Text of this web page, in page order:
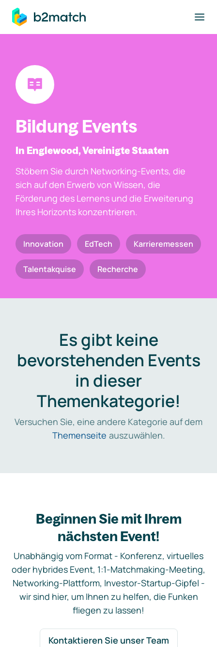
springen
Bildung Events
In Englewood, Vereinigte Staaten
Stöbern Sie durch Networking-Events, die
sich auf den Erwerb von Wissen, die
Förderung des Lernens und die Erweiterung
Ihres Horizonts konzentrieren.
Innovation EdTech Karrieremessen
Talentakquise Recherche
Es gibt keine
bevorstehenden Events
in dieser
Themenkategorie!
Versuchen Sie, eine andere Kategorie auf dem
Themenseite auszuwählen.
Beginnen Sie mit Ihrem
nächsten Event!
Unabhängig vom Format - Konferenz, virtuelles
oder hybrides Event, 1:1-Matchmaking-Meeting,
Networking-Plattform, Investor-Startup-Gipfel -
wir sind hier, um Ihnen zu helfen, die Funken
fliegen zu lassen!
Kontaktieren Sie unser Team